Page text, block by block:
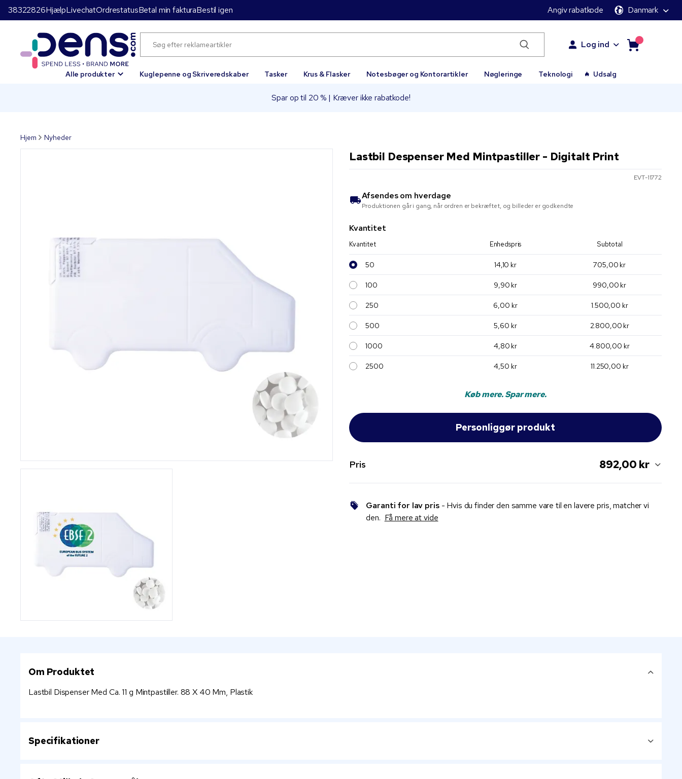
38322826HjælpLivechatOrdrestatusBetal min fakturaBestil igen Angiv rabatkode Danmark
Log ind
Alle produkter Kuglepenne og Skriveredskaber Tasker Krus & Flasker Notesbøger og Kontorartikler Nøgleringe Teknologi Udsalg
Spar op til 20 % | Kræver ikke rabatkode!
Hjem Nyheder
Lastbil Despenser Med Mintpastiller - Digitalt Print
EVT-11772
Afsendes om hverdage
Produktionen går i gang, når ordren er bekræftet, og billeder er godkendte
Kvantitet
Kvantitet Enhedspris Subtotal
50 14,10 kr 705,00 kr
100 9,90 kr 990,00 kr
250 6,00 kr 1.500,00 kr
500 5,60 kr 2.800,00 kr
1000 4,80 kr 4.800,00 kr
2500 4,50 kr 11.250,00 kr
Køb mere. Spar mere.
Pris 892,00 kr
Garanti for lav pris- Hvis du finder den samme vare til en lavere pris, matcher vi
den. Få mere at vide
Om Produktet
Lastbil Dispenser Med Ca. 11 g Mintpastiller. 88 X 40 Mm, Plastik
Specifikationer